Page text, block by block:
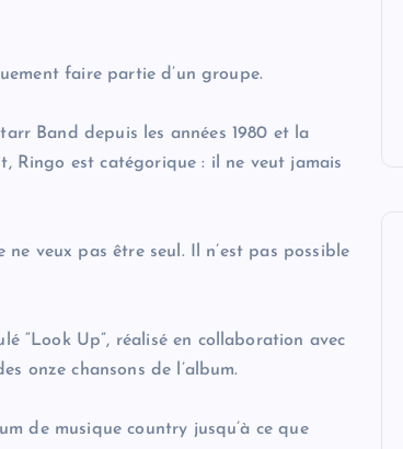
faire partie d’un groupe.
Band depuis les années 1980 et la
Ringo est catégorique : il ne veut jamais
ne veux pas être seul. Il n’est pas possible
“Look Up”, réalisé en collaboration avec
onze chansons de l’album.
de musique country jusqu’à ce que